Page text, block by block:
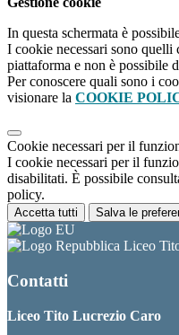
In questa schermata è
I cookie necessari sono
piattaforma e non è possibile
Per conoscere quali sono i
visionare la COOKIE
Cookie necessari per il
I cookie necessari per il
disabilitati. È possibile
policy.
Accetta tutti Salva le
Liceo
Contatti
Liceo Tito Lucrezio Caro